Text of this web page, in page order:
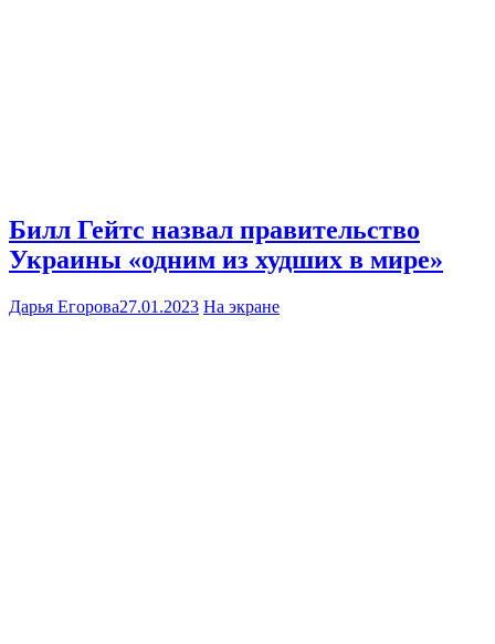
Билл Гейтс назвал правительство
Украины «одним из худших в мире»
Дарья Егорова27.01.2023 На экране